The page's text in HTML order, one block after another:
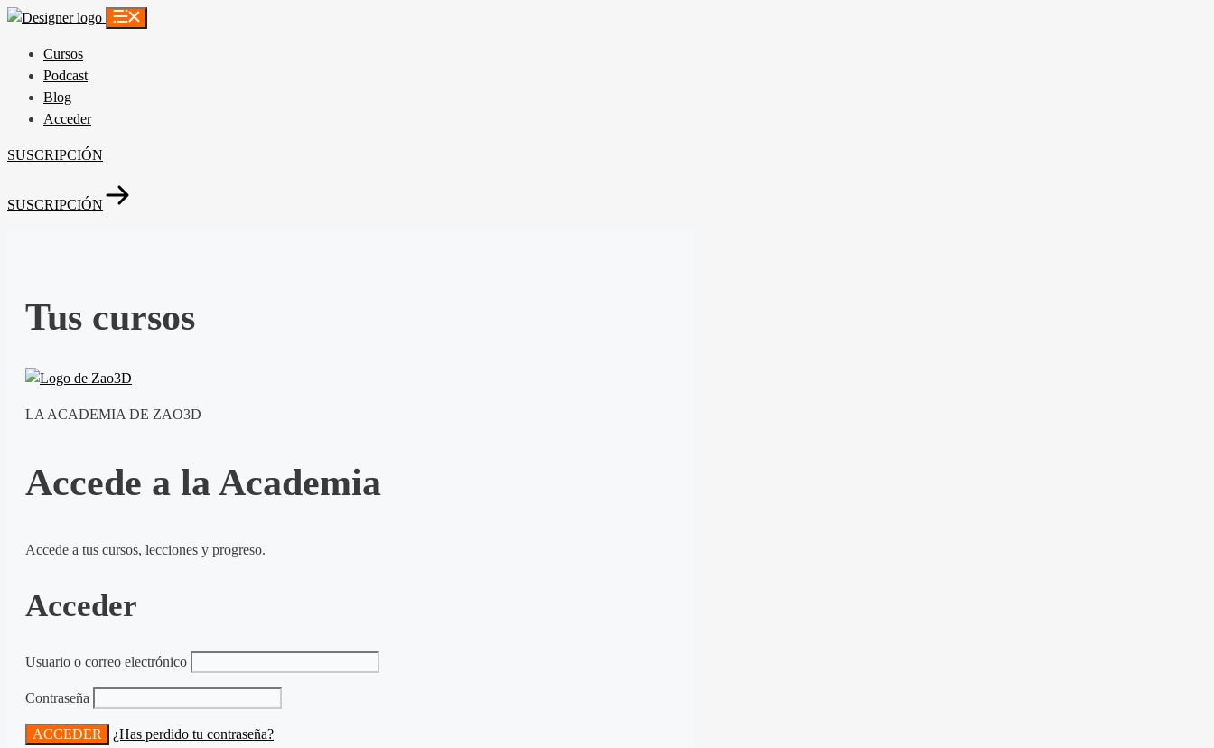
Saltar
contenidoCursos
Podcast
Blog
Acceder
SUSCRIPCIÓN
SUSCRIPCIÓN
Tus cursos
LA ACADEMIA DE ZAO3D
Accede a la Academia
Accede a tus cursos, lecciones y progreso.
Acceder
Usuario o correo electrónico
Contraseña
¿Has perdido tu contraseña?